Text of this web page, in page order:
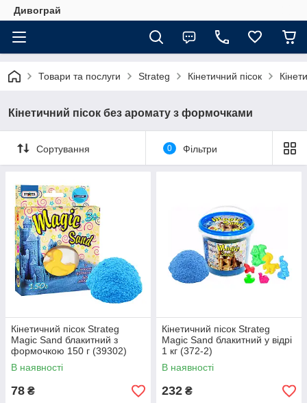
Дивограй
Товари та послуги Strateg Кінетичний пісок
Кінетичний пісок без аромату з формочками
Сортування 0 Фільтри
Кінетичний пісок Strateg
Magic Sand блакитний з
формочкою 150 г (39302)
В наявності
78 ₴
Кінетичний пісок Strateg
Magic Sand блакитний у відрі
1 кг (372-2)
В наявності
232 ₴